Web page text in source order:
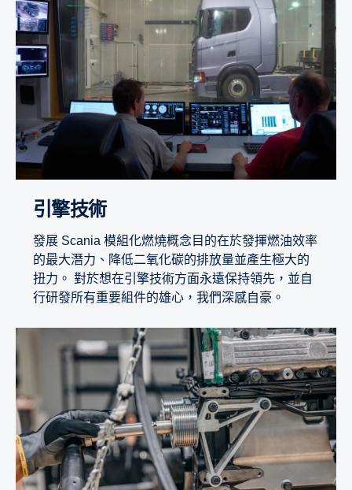
引擎技術
發展 Scania 模組化燃燒概念目的在於發揮燃油效率
的最大潛力、降低二氧化碳的排放量並產生極大的
扭力。 對於想在引擎技術方面永遠保持領先，並自
行研發所有重要組件的雄心，我們深感自豪。